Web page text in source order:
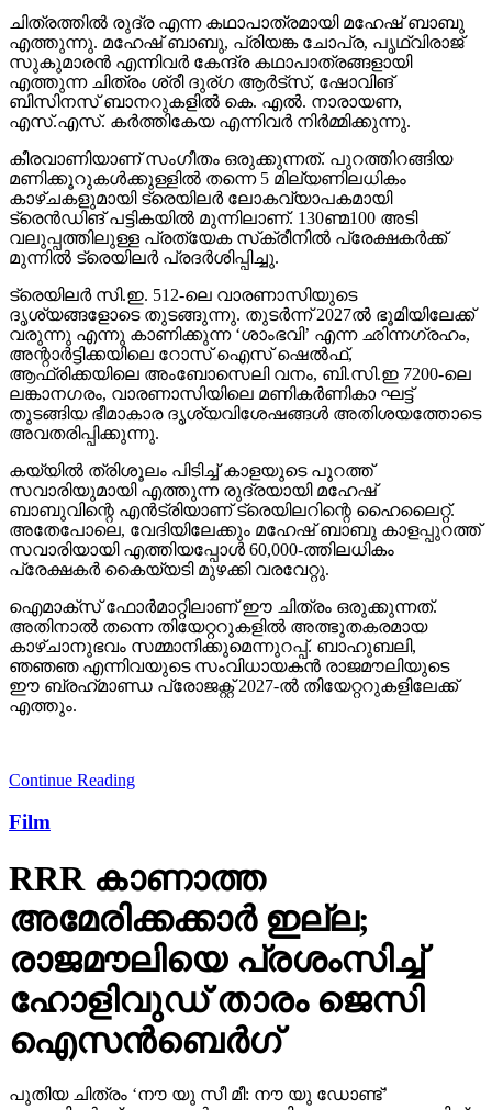
ചിത്രത്തില്‍ രുദ്ര എന്ന കഥാപാത്രമായി മഹേഷ് ബാബു
എത്തുന്നു. മഹേഷ് ബാബു, പ്രിയങ്ക ചോപ്ര, പൃഥ്വിരാജ്
സുകുമാരന്‍ എന്നിവര്‍ കേന്ദ്ര കഥാപാത്രങ്ങളായി
എത്തുന്ന ചിത്രം ശ്രീ ദുര്ഗ ആര്‍ട്‌സ്, ഷോവിങ്
ബിസിനസ് ബാനറുകളില്‍ കെ. എല്‍. നാരായണ,
എസ്.എസ്. കര്‍ത്തികേയ എന്നിവര്‍ നിര്‍മ്മിക്കുന്നു.
കീരവാണിയാണ് സംഗീതം ഒരുക്കുന്നത്. പുറത്തിറങ്ങിയ
മണിക്കൂറുകള്‍ക്കുള്ളില്‍ തന്നെ 5 മില്യണിലധികം
കാഴ്ചകളുമായി ട്രെയിലര്‍ ലോകവ്യാപകമായി
ട്രെന്‍ഡിങ് പട്ടികയില്‍ മുന്നിലാണ്. 130ണ്മ100 അടി
വലുപ്പത്തിലുള്ള പ്രത്യേക സ്‌ക്രീനില്‍ പ്രേക്ഷകര്‍ക്ക്
മുന്നില്‍ ട്രെയിലര്‍ പ്രദര്‍ശിപ്പിച്ചു.
ട്രെയിലര്‍ സി.ഇ. 512-ലെ വാരണാസിയുടെ
ദൃശ്യങ്ങളോടെ തുടങ്ങുന്നു. തുടര്‍ന്ന് 2027ല്‍ ഭൂമിയിലേക്ക്
വരുന്നു എന്നു കാണിക്കുന്ന ‘ശാംഭവി’ എന്ന ഛിന്നഗ്രഹം,
അന്റാര്‍ട്ടിക്കയിലെ റോസ് ഐസ് ഷെല്‍ഫ്,
ആഫ്രിക്കയിലെ അംബോസെലി വനം, ബി.സി.ഇ 7200-ലെ
ലങ്കാനഗരം, വാരണാസിയിലെ മണികര്‍ണികാ ഘട്ട്
തുടങ്ങിയ ഭീമാകാര ദൃശ്യവിശേഷങ്ങള്‍ അതിശയത്തോടെ
അവതരിപ്പിക്കുന്നു.
കയ്യില്‍ ത്രിശൂലം പിടിച്ച് കാളയുടെ പുറത്ത്
സവാരിയുമായി എത്തുന്ന രുദ്രയായി മഹേഷ്
ബാബുവിന്റെ എന്‍ട്രിയാണ് ട്രെയിലറിന്റെ ഹൈലൈറ്റ്.
അതേപോലെ, വേദിയിലേക്കും മഹേഷ് ബാബു കാളപ്പുറത്ത്
സവാരിയായി എത്തിയപ്പോള്‍ 60,000-ത്തിലധികം
പ്രേക്ഷകര്‍ കൈയ്യടി മുഴക്കി വരവേറ്റു.
ഐമാക്‌സ് ഫോര്‍മാറ്റിലാണ് ഈ ചിത്രം ഒരുക്കുന്നത്.
അതിനാല്‍ തന്നെ തിയേറ്ററുകളില്‍ അത്ഭുതകരമായ
കാഴ്ചാനുഭവം സമ്മാനിക്കുമെന്നുറപ്പ്. ബാഹുബലി,
ഞഞഞ എന്നിവയുടെ സംവിധായകന്‍ രാജമൗലിയുടെ
ഈ ബ്രഹ്‌മാണ്ഡ പ്രോജക്റ്റ് 2027-ല്‍ തിയേറ്ററുകളിലേക്ക്
എത്തും.
Continue Reading
Film
RRR കാണാത്ത
അമേരിക്കക്കാര്‍ ഇല്ല;
രാജമൗലിയെ പ്രശംസിച്ച്
ഹോളിവുഡ് താരം ജെസി
ഐസന്‍ബെര്‍ഗ്
പുതിയ ചിത്രം ‘നൗ യു സീ മീ: നൗ യു ഡോണ്ട്’